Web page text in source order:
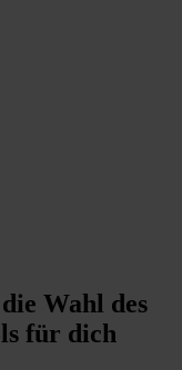
Wahl des
für dich